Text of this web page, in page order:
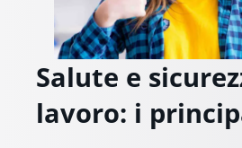
Salute e
lavoro: i